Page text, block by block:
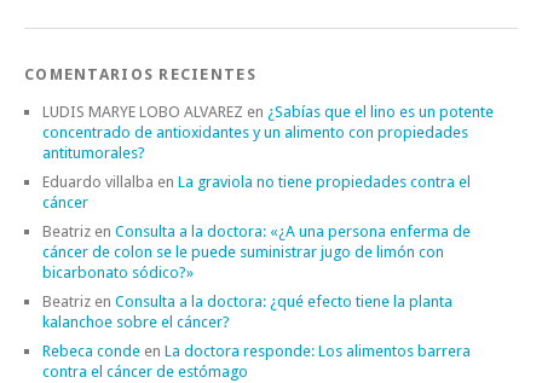
COMENTARIOS RECIENTES
LUDIS MARYE LOBO ALVAREZ en ¿Sabías que el lino es un potente
concentrado de antioxidantes y un alimento con propiedades
antitumorales?
Eduardo villalba en La graviola no tiene propiedades contra el
cáncer
Beatriz en Consulta a la doctora: «¿A una persona enferma de
cáncer de colon se le puede suministrar jugo de limón con
bicarbonato sódico?»
Beatriz en Consulta a la doctora: ¿qué efecto tiene la planta
kalanchoe sobre el cáncer?
Rebeca conde en La doctora responde: Los alimentos barrera
contra el cáncer de estómago